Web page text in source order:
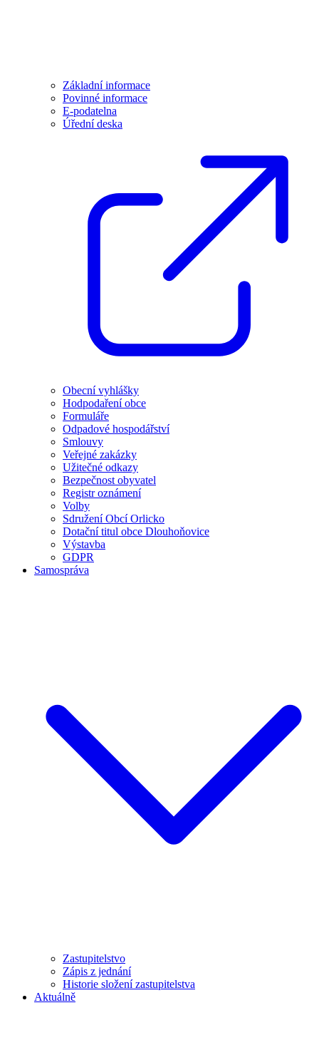
Základní informace
Povinné informace
E-podatelna
Úřední deska
Obecní vyhlášky
Hodpodaření obce
Formuláře
Odpadové hospodářství
Smlouvy
Veřejné zakázky
Užitečné odkazy
Bezpečnost obyvatel
Registr oznámení
Volby
Sdružení Obcí Orlicko
Dotační titul obce Dlouhoňovice
Výstavba
GDPR
Samospráva
Zastupitelstvo
Zápis z jednání
Historie složení zastupitelstva
Aktuálně